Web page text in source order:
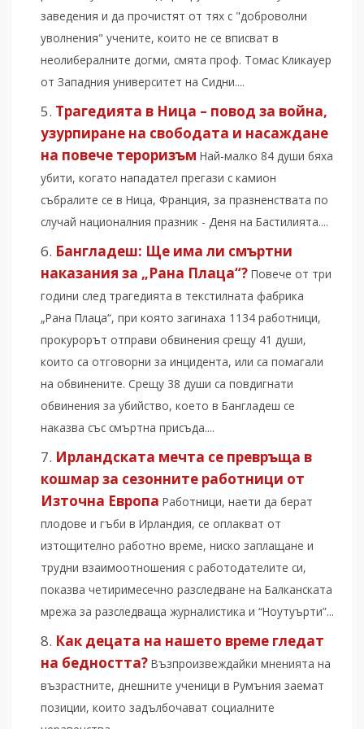
заведения и да прочистят от тях с "доброволни
уволнения" учените, които не се вписват в
неолибералните догми, смята проф. Томас Кликауер
от Западния университет на Сидни....
Трагедията в Ница – повод за война,
узурпиране на свободата и насаждане
на повече тероризъм Най-малко 84 души бяха
убити, когато нападател прегази с камион
събралите се в Ница, Франция, за празненствата по
случай националния празник - Деня на Бастилията....
Бангладеш: Щe има ли смъртни
наказания за „Рана Плаца“? Повече от три
години след трагедията в текстилната фабрика
„Рана Плаца“, при която загинаха 1134 работници,
прокурорът отправи обвинения срещу 41 души,
които са отговорни за инцидента, или са помагали
на обвинените. Срещу 38 души са повдигнати
обвинения за убийство, което в Бангладеш се
наказва със смъртна присъда....
Ирландската мечта се превръща в
кошмар за сезонните работници от
Източна Европа Работници, наети да берат
плодове и гъби в Ирландия, се оплакват от
изтощително работно време, ниско заплащане и
трудни взаимоотношения с работодателите си,
показва четиримесечно разследване на Балканската
мрежа за разследваща журналистика и “Ноутуърти”...
Как децата на нашето време гледат
на бедността? Възпроизвеждайки мненията на
възрастните, днешните ученици в Румъния заемат
позиции, които задълбочават социалните